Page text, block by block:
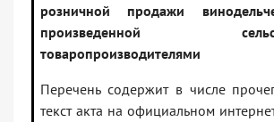
розничной продажи
произведенной
товаропроизводителями
Перечень содержит в числе
текст акта на официальном